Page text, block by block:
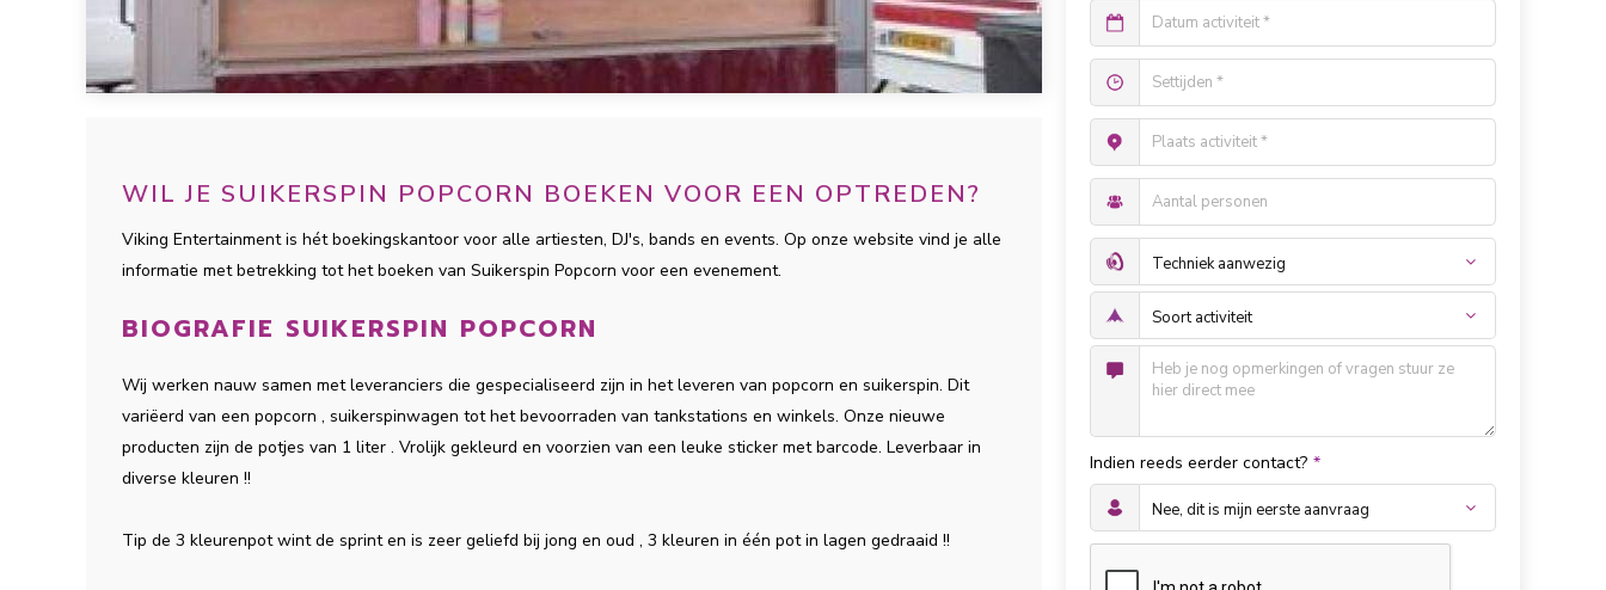
WIL JE SUIKERSPIN POPCORN BOEKEN VOOR EEN OPTREDEN?
Viking Entertainment is hét boekingskantoor voor alle artiesten, DJ's, bands en events. Op onze website vind je alle
informatie met betrekking tot het boeken van Suikerspin Popcorn voor een evenement.
BIOGRAFIE SUIKERSPIN POPCORN
Wij werken nauw samen met leveranciers die gespecialiseerd zijn in het leveren van popcorn en suikerspin. Dit
variëerd van een popcorn , suikerspinwagen tot het bevoorraden van tankstations en winkels. Onze nieuwe
producten zijn de potjes van 1 liter . Vrolijk gekleurd en voorzien van een leuke sticker met barcode. Leverbaar in
diverse kleuren !!
Tip de 3 kleurenpot wint de sprint en is zeer geliefd bij jong en oud , 3 kleuren in één pot in lagen gedraaid !!
Indien reeds eerder contact? *